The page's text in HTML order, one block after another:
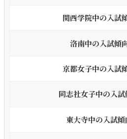
関西学院中の入試
洛南中の入試傾
京都女子中の入試
同志社女子中の入
東大寺中の入試